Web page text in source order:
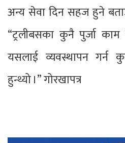
अन्य सेवा दिन सहज हुने
“ट्रलीबसका कुनै पुर्जा
यसलाई व्यवस्थापन गर्न
हुन्थ्यो ।” गोरखापत्र